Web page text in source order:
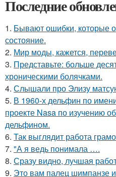
Последние
1. Бывают ошибки, которые
состояние.
2. Мир моды, кажется,
3. Представьте: больше
хроническими болячками.
4. Слышали про Элизу
5. В 1960-х дельфин по
проекте Nasa по изучению
дельфином.
6. Так выглядит работа
7. "А я ведь понимала ….
8. Сразу видно, лучшая
9. Это вам палец шимпанзе